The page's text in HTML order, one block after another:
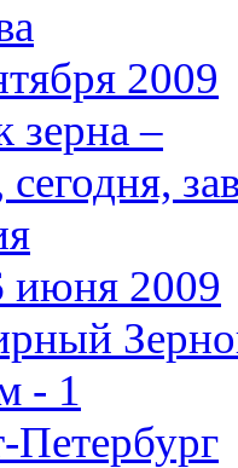
2009
зерна –
сегодня,
июня 2009
- 1
Петербург